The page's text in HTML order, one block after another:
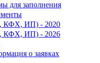
для заполнения
КФХ, ИП) - 2020
КФХ, ИП) - 2026
о заявках